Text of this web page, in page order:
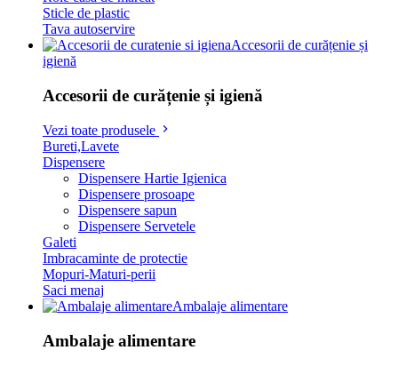
Sticle de plastic
Tava autoservire
Accesorii de curățenie și
igienă
Accesorii de curățenie și igienă
Vezi toate produsele
Bureti,Lavete
Dispensere
Dispensere Hartie Igienica
Dispensere prosoape
Dispensere sapun
Dispensere Servetele
Galeti
Imbracaminte de protectie
Mopuri-Maturi-perii
Saci menaj
Ambalaje alimentare
Ambalaje alimentare